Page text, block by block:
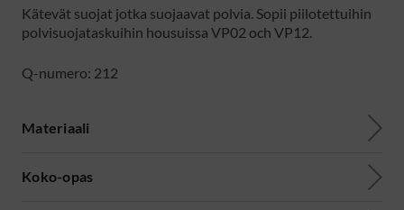
Kätevät suojat jotka suojaavat polvia. Sopii piilotettuihin
polvisuojataskuihin housuissa VP02 och VP12.
Q-numero: 212
Materiaali
Koko-opas